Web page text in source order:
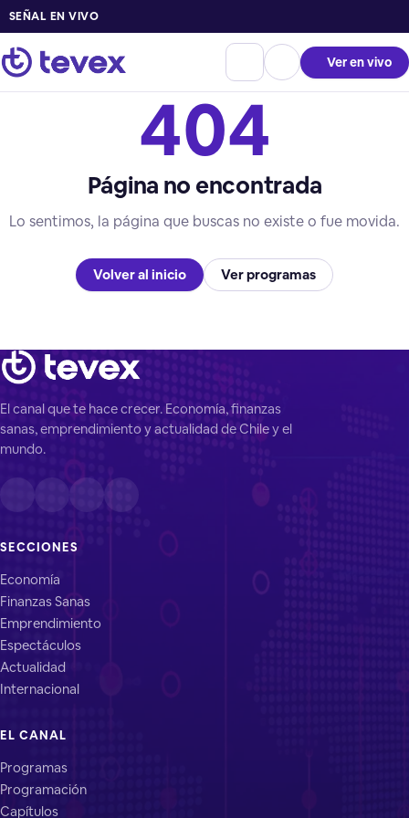
SEÑAL EN VIVO
Ver en vivo
404
Página no encontrada
Lo sentimos, la página que buscas no existe o fue movida.
Volver al inicio Ver programas
El canal que te hace crecer. Economía, finanzas
sanas, emprendimiento y actualidad de Chile y el
mundo.
SECCIONES
Economía
Finanzas Sanas
Emprendimiento
Espectáculos
Actualidad
Internacional
EL CANAL
Programas
Programación
Capítulos